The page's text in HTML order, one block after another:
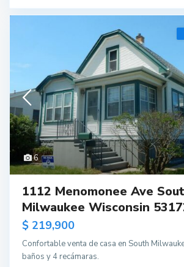
6
1112 Menomonee Ave
Milwaukee Wisconsin
$ 219,900
Confortable venta de casa en South
baños y 4 recámaras.